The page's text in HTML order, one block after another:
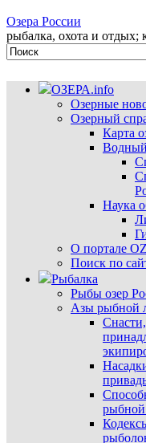
Озера России
рыбалка, охота и отдых;
ОЗЕРА.info
Озерные
Озерный
Карта
Водный
Наука
О портале
Поиск по
Рыбалка
Рыбы озер
Азы рыбной
Снасти,